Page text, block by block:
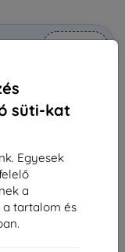
süti-kat
Egyesek
a
tartalom és